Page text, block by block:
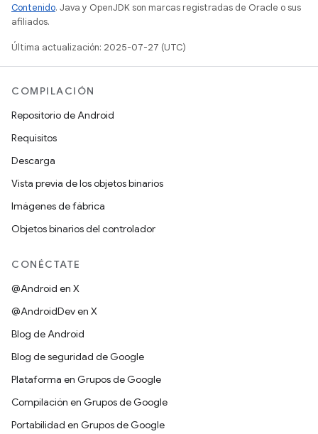
Contenido. Java y OpenJDK son marcas registradas de Oracle o sus
afiliados.
Última actualización: 2025-07-27 (UTC)
COMPILACIÓN
Repositorio de Android
Requisitos
Descarga
Vista previa de los objetos binarios
Imágenes de fábrica
Objetos binarios del controlador
CONÉCTATE
@Android en X
@AndroidDev en X
Blog de Android
Blog de seguridad de Google
Plataforma en Grupos de Google
Compilación en Grupos de Google
Portabilidad en Grupos de Google